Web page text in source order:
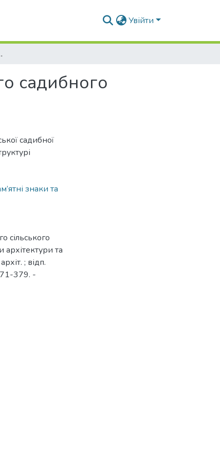
Увійти
садибного житла
садибного
садибної
знаки та
сільського
та
; відп.
379. -